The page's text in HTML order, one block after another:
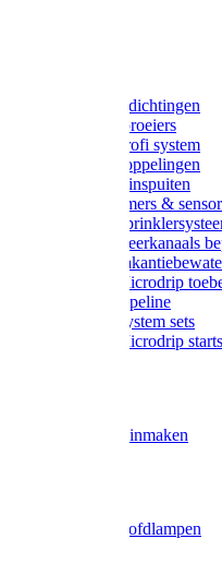
Gardena afdichtingen
Gardena sproeiers
Gardena Profi system
Gardena koppelingen
Gardena tuinspuiten
Gardena timers &
Gardena
Gardena meerkanaals
Gardena
Gardena Microdrip
Gardena Pipeline
Gardena System sets
Gardena Microdrip
Wecken & inmaken
Zak- & Hoofdlampen